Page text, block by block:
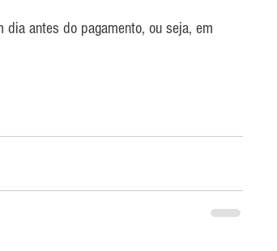
dia antes do pagamento, ou seja, em